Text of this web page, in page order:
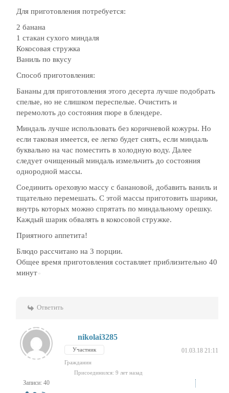
Для приготовления потребуется:
2 банана
1 стакан сухого миндаля
Кокосовая стружка
Ваниль по вкусу
Способ приготовления:
Бананы для приготовления этого десерта лучше подобрать
спелые, но не слишком переспелые. Очистить и
перемолоть до состояния пюре в блендере.
Миндаль лучше использовать без коричневой кожуры. Но
если таковая имеется, ее легко будет снять, если миндаль
буквально на час поместить в холодную воду. Далее
следует очищенный миндаль измельчить до состояния
однородной массы.
Соединить ореховую массу с банановой, добавить ваниль и
тщательно перемешать. С этой массы приготовить шарики,
внутрь которых можно спрятать по миндальному орешку.
Каждый шарик обвалять в кокосовой стружке.
Приятного аппетита!
Блюдо рассчитано на 3 порции.
Общее время приготовления составляет приблизительно 40
минут
Ответить
Записи: 40
nikolai3285
Участник 01.03.18 21:11
Гражданин
Присоединился: 9 лет назад